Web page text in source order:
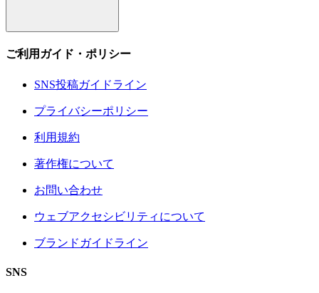
ご利用ガイド・ポリシー
SNS投稿ガイドライン
プライバシーポリシー
利用規約
著作権について
お問い合わせ
ウェブアクセシビリティについて
ブランドガイドライン
SNS